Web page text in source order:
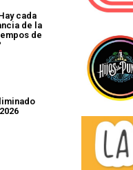
cada
de la
de